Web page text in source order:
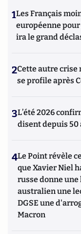
1Les Français
européenne
ira le grand
2Cette autre
se profile après
3L’été 2026
disent depuis 50
4Le Point révèle
que Xavier Niel
russe donne une
australien une
DGSE une
Macron